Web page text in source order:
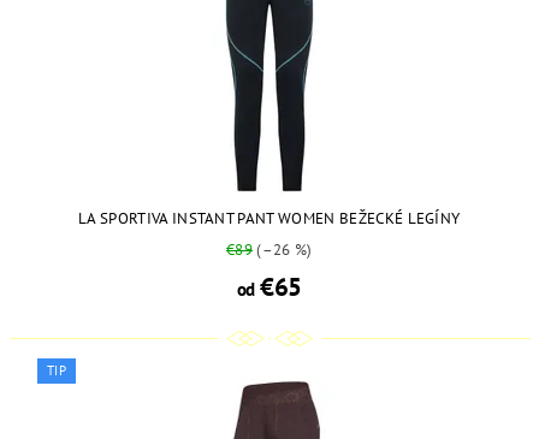
LA SPORTIVA INSTANT PANT WOMEN BEŽECKÉ LEGÍNY
€89(–26 %)
od€65
TIP